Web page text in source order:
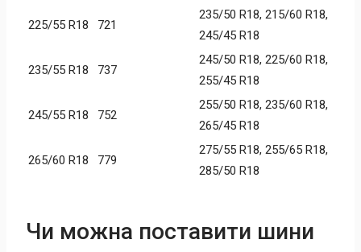
225/55 R18 721
235/50 R18, 215/60 R18,
245/45 R18
235/55 R18 737
245/50 R18, 225/60 R18,
255/45 R18
245/55 R18 752
255/50 R18, 235/60 R18,
265/45 R18
265/60 R18 779
275/55 R18, 255/65 R18,
285/50 R18
Чи можна поставити шини